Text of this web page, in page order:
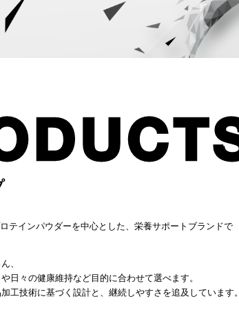
テインパウダーを中心とした、栄養サポートブランドで
、
日々の健康維持など目的に合わせて選べます。
工技術に基づく設計と、継続しやすさを追及しています。